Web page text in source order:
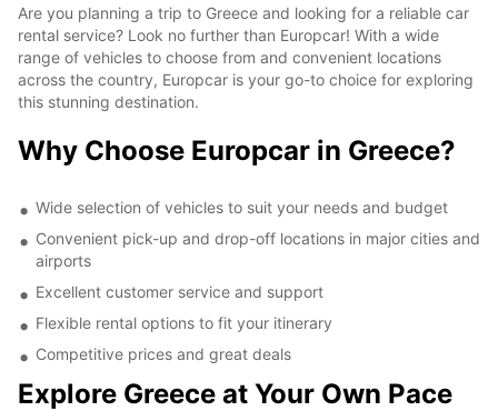
Are you planning a trip to Greece and looking for a reliable car
rental service? Look no further than Europcar! With a wide
range of vehicles to choose from and convenient locations
across the country, Europcar is your go-to choice for exploring
this stunning destination.
Why Choose Europcar in Greece?
Wide selection of vehicles to suit your needs and budget
Convenient pick-up and drop-off locations in major cities and
airports
Excellent customer service and support
Flexible rental options to fit your itinerary
Competitive prices and great deals
Explore Greece at Your Own Pace